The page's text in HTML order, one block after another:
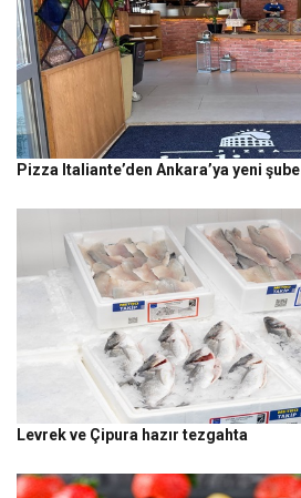
Pizza Italiante’den Ankara’ya yeni şube
Levrek ve Çipura hazır tezgahta